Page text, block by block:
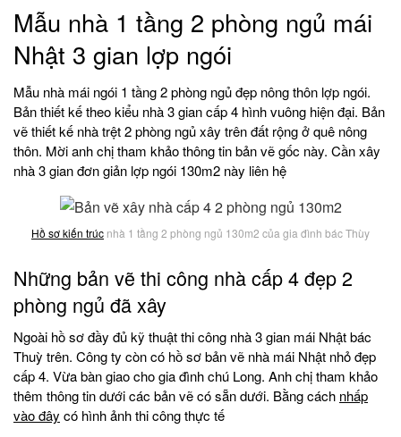
Mẫu nhà 1 tầng 2 phòng ngủ mái
Nhật 3 gian lợp ngói
Mẫu nhà mái ngói 1 tầng 2 phòng ngủ đẹp nông thôn lợp ngói.
Bản thiết kế theo kiểu nhà 3 gian cấp 4 hình vuông hiện đại. Bản
vẽ thiết kế nhà trệt 2 phòng ngủ xây trên đất rộng ở quê nông
thôn. Mời anh chị tham khảo thông tin bản vẽ gốc này. Cần xây
nhà 3 gian đơn giản lợp ngói 130m2 này liên hệ
Hồ sơ kiến trúc nhà 1 tầng 2 phòng ngủ 130m2 của gia đình bác Thùy
Những bản vẽ thi công nhà cấp 4 đẹp 2
phòng ngủ đã xây
Ngoài hồ sơ đầy đủ kỹ thuật thi công nhà 3 gian mái Nhật bác
Thuỳ trên. Công ty còn có hồ sơ bản vẽ nhà mái Nhật nhỏ đẹp
cấp 4. Vừa bàn giao cho gia đình chú Long. Anh chị tham khảo
thêm thông tin dưới các bản vẽ có sẵn dưới. Bằng cách nhấp
vào đây có hình ảnh thi công thực tế